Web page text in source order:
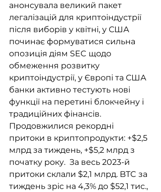
анонсувала великий пакет
легалізацій для криптоіндустрії
після виборів у квітні, у США
починає формуватися сильна
опозиція діям SEC щодо
обмеження розвитку
криптоіндустрії, у Європі та США
банки активно тестують нові
функції на перетині блокчейну і
традиційних фінансів.
Продовжилися рекордні
притоки в криптопродукти: +$2,5
млрд за тиждень, +$5,2 млрд з
початку року.  За весь 2023-й
притоки склали $2,1 млрд. BTC за
тиждень зріс на 4,3% до $52,1 тис.,